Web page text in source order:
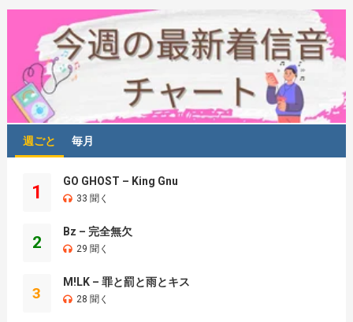
週ごと 毎月
1
GO GHOST – King Gnu
33 聞く
2
Bz – 完全無欠
29 聞く
3
M!LK – 罪と罰と雨とキス
28 聞く